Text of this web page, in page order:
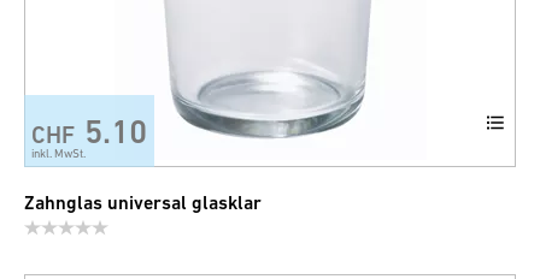
CHF 5.10
inkl. MwSt.
Zahnglas universal glasklar